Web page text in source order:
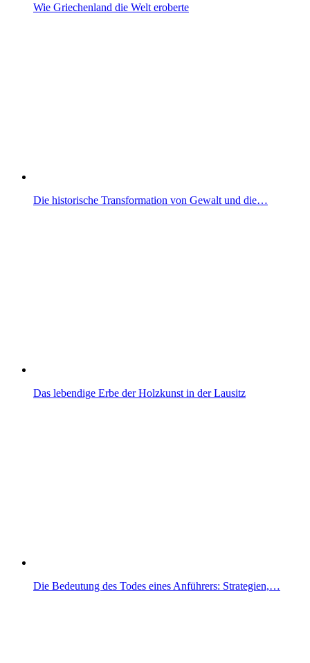
Wie Griechenland die Welt eroberte
Die historische Transformation von Gewalt und die…
Das lebendige Erbe der Holzkunst in der Lausitz
Die Bedeutung des Todes eines Anführers: Strategien,…